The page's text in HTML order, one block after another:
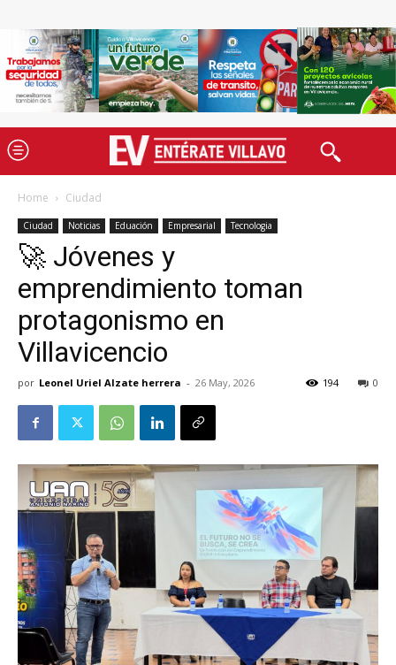
Home Ciudad
Ciudad Noticias Eduación Empresarial Tecnologia
🚀 Jóvenes y
emprendimiento toman
protagonismo en
Villavicencio
por Leonel Uriel Alzate herrera - 26 May, 2026 0
194